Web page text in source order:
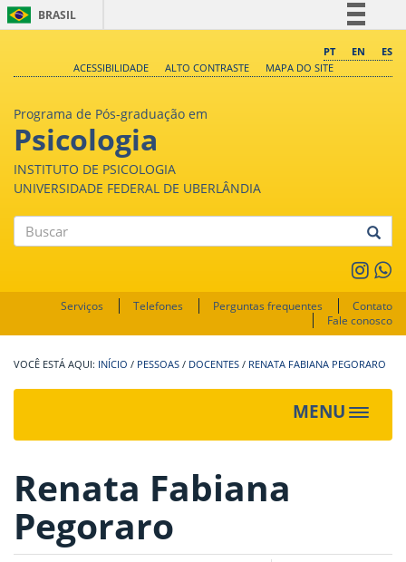
BRASIL
Comunica BR
PT EN
ES
ACESSIBILIDADE
ALTO CONTRASTE MAPA DO SITE
Programa de Pós-graduação em
Psicologia
INSTITUTO DE PSICOLOGIA
UNIVERSIDADE FEDERAL DE UBERLÂNDIA
Serviços Telefones Perguntas frequentes
Contato
Fale conosco
INÍCIO / PESSOAS / DOCENTES / RENATA FABIANA PEGORARO
MENU
Toggle
Renata Fabiana
Pegoraro